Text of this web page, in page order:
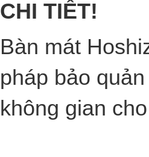
CHI TIẾT!
Bàn mát
pháp bảo
không gian